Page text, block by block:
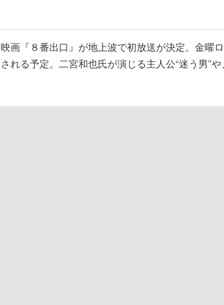
映画『８番出口』が地上波で初放送が決定。金曜
される予定。二宮和也氏が演じる主人公“迷う男”